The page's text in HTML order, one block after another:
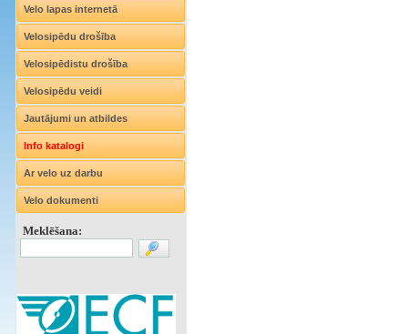
Velo lapas internetā
Velosipēdu drošība
Velosipēdistu drošība
Velosipēdu veidi
Jautājumi un atbildes
Info katalogi
Ar velo uz darbu
Velo dokumenti
Meklēšana: